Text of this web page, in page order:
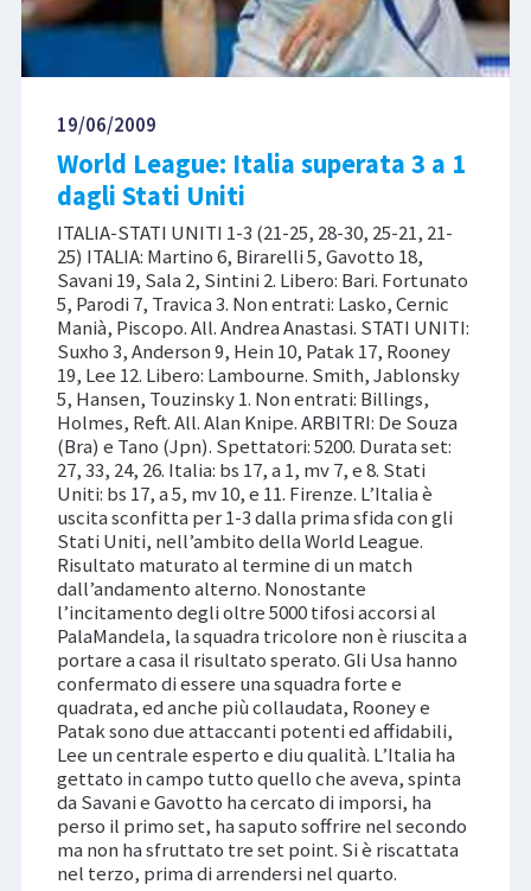
19/06/2009
World League: Italia superata 3 a 1
dagli Stati Uniti
ITALIA-STATI UNITI 1-3 (21-25, 28-30, 25-21, 21-
25) ITALIA: Martino 6, Birarelli 5, Gavotto 18,
Savani 19, Sala 2, Sintini 2. Libero: Bari. Fortunato
5, Parodi 7, Travica 3. Non entrati: Lasko, Cernic
Manià, Piscopo. All. Andrea Anastasi. STATI UNITI:
Suxho 3, Anderson 9, Hein 10, Patak 17, Rooney
19, Lee 12. Libero: Lambourne. Smith, Jablonsky
5, Hansen, Touzinsky 1. Non entrati: Billings,
Holmes, Reft. All. Alan Knipe. ARBITRI: De Souza
(Bra) e Tano (Jpn). Spettatori: 5200. Durata set:
27, 33, 24, 26. Italia: bs 17, a 1, mv 7, e 8. Stati
Uniti: bs 17, a 5, mv 10, e 11. Firenze. L’Italia è
uscita sconfitta per 1-3 dalla prima sfida con gli
Stati Uniti, nell’ambito della World League.
Risultato maturato al termine di un match
dall’andamento alterno. Nonostante
l’incitamento degli oltre 5000 tifosi accorsi al
PalaMandela, la squadra tricolore non è riuscita a
portare a casa il risultato sperato. Gli Usa hanno
confermato di essere una squadra forte e
quadrata, ed anche più collaudata, Rooney e
Patak sono due attaccanti potenti ed affidabili,
Lee un centrale esperto e diu qualità. L’Italia ha
gettato in campo tutto quello che aveva, spinta
da Savani e Gavotto ha cercato di imporsi, ha
perso il primo set, ha saputo soffrire nel secondo
ma non ha sfruttato tre set point. Si è riscattata
nel terzo, prima di arrendersi nel quarto.